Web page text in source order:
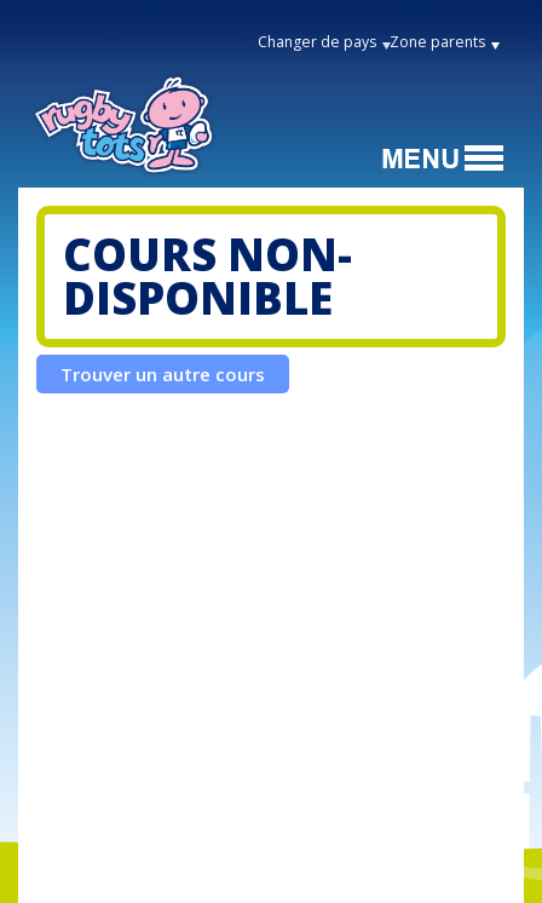
Changer de pays Zone parents
COURS NON-
DISPONIBLE
Trouver un autre cours